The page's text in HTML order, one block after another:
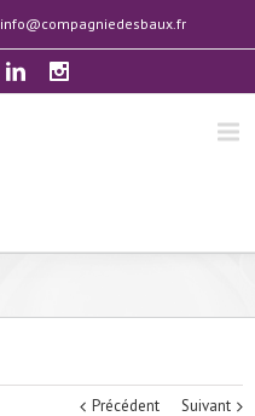
info@compagniedesbaux.fr
Précédent Suivant